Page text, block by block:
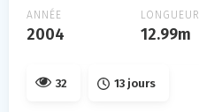
ANNÉE
2004
LONGUEUR
12.99m
32 13 jours